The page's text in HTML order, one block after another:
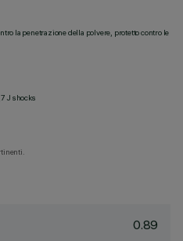
la penetrazione della polvere, protetto contro le
J shocks
0.89